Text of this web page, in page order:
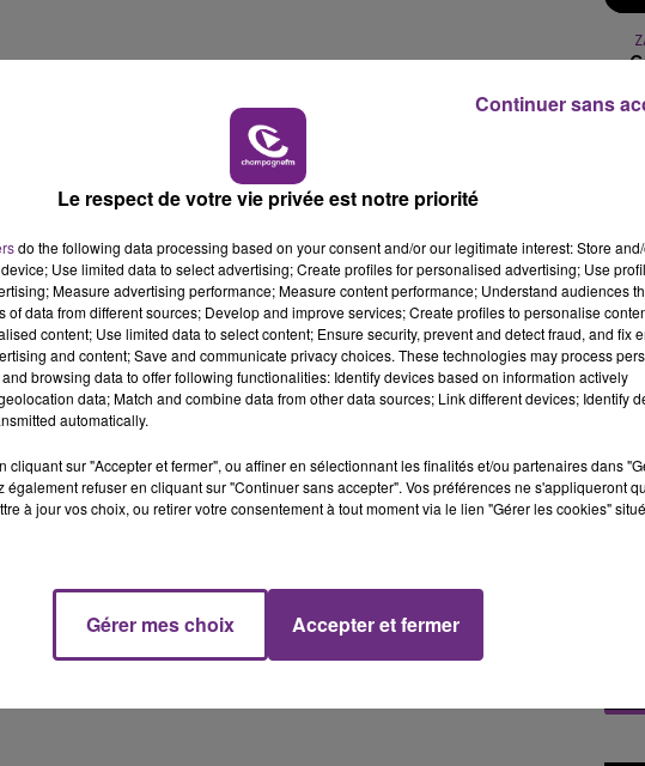
LE WEEK-END CHAMPAGNE FM
LE MAGASIN JOUÉCLUB DE REIMS FERME
SES PORTES
C'était l'une des institutions du centre-ville
rémois. Le magasin JouéClub est contraint de
fermer ses portes.
Le respect de votre vie privée est notre priorité
do the following data processing based on your consent and/or our legitimate interest: Store
Use limited data to select advertising; Create profiles for personalised advertising; Use
Measure advertising performance; Measure content performance; Understand audiences
of data from different sources; Develop and improve services; Create profiles to personalise
content; Use limited data to select content; Ensure security, prevent and detect fraud, and fix
and content; Save and communicate privacy choices. These technologies may process
browsing data to offer following functionalities: Identify devices based on information actively
data; Match and combine data from other data sources; Link different devices; Identify
automatically.
cliquant sur "Accepter et fermer", ou affiner en sélectionnant les finalités et/ou partenaires dans
également refuser en cliquant sur "Continuer sans accepter". Vos préférences ne s'appliqueront
à jour vos choix, ou retirer votre consentement à tout moment via le lien "Gérer les cookies"
Gérer mes choix Accepter et fermer
Continuer sans